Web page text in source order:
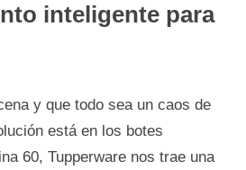
inteligente para
y que todo sea un caos de
está en los botes
60, Tupperware nos trae una